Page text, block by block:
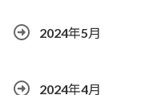
2024年5月
2024年4月